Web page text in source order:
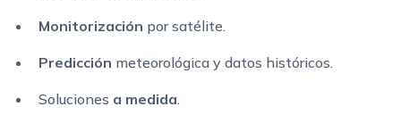
Monitorización por satélite.
Predicción meteorológica y datos históricos.
Soluciones a medida